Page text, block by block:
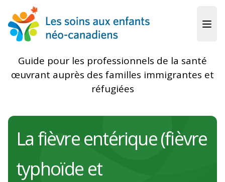
Guide pour les professionnels de la santé
œuvrant auprès des familles immigrantes et
réfugiées
La fièvre entérique (fièvre
typhoïde et